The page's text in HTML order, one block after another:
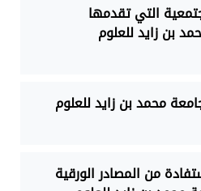
التي تقدمها
بن زايد للعلوم
محمد بن زايد للعلوم
من المصادر الورقية